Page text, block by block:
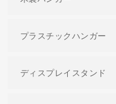
プラスチックハンガー
ディスプレイスタンド